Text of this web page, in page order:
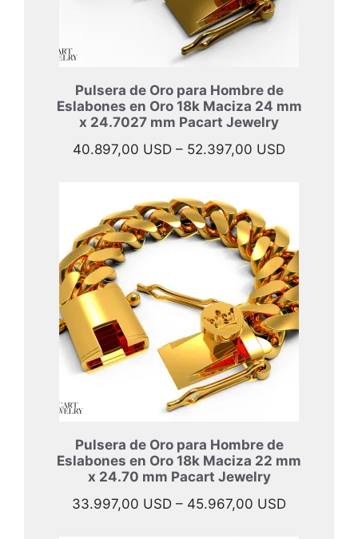
Pulsera de Oro para Hombre de
Eslabones en Oro 18k Maciza 24 mm
x 24.7027 mm Pacart Jewelry
40.897,00 USD – 52.397,00 USDRango
40.897,00
hasta
52.397,00
Pulsera de Oro para Hombre de
Eslabones en Oro 18k Maciza 22 mm
x 24.70 mm Pacart Jewelry
33.997,00 USD – 45.967,00 USDRango